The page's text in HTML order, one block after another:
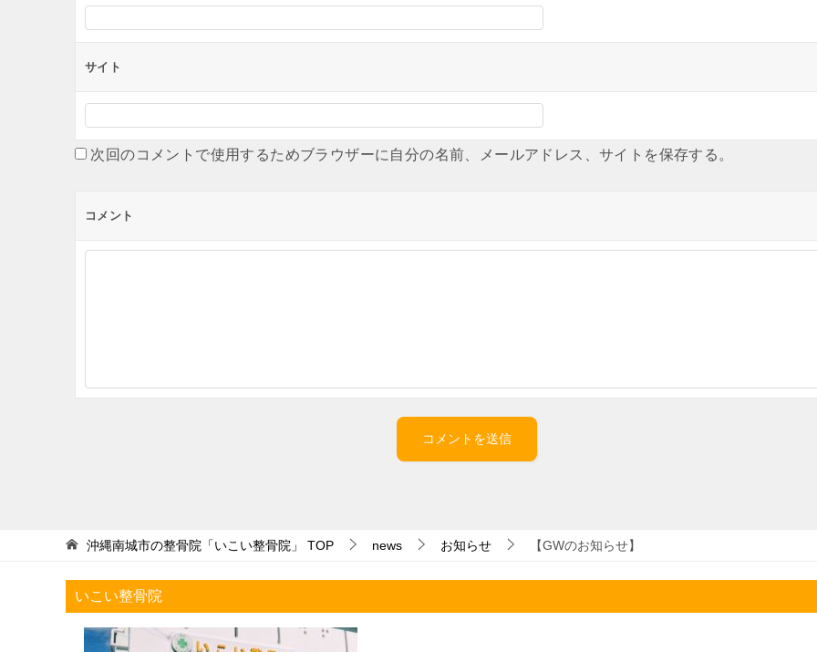
サイト
次回のコメントで使用するためブラウザーに自分の名前、メールアドレス、サイトを保存する。
コメント
沖縄南城市の整骨院「いこい整骨院」 TOP news お知らせ 【GWのお知らせ】
いこい整骨院